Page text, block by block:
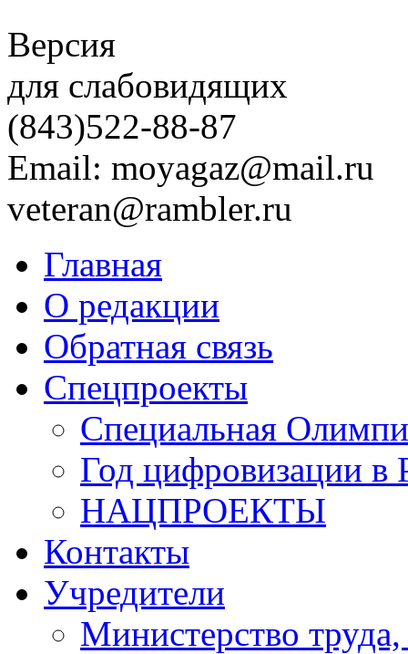
Версия
для слабовидящих
(843)522-88-87
Email: moyagaz@mail.ru
veteran@rambler.ru
Главная
О редакции
Обратная связь
Спецпроекты
Специальная
Год цифровизации в
НАЦПРОЕКТЫ
Контакты
Учредители
Министерство